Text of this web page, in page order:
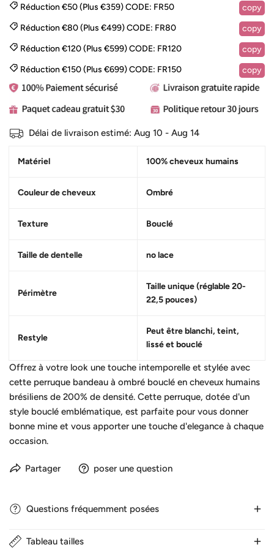
Réduction €50 (Plus €359)CODE: FR50
copy
Réduction €80 (Plus €499)CODE: FR80
copy
Réduction €120 (Plus €599)CODE: FR120
copy
Réduction €150 (Plus €699)CODE: FR150 copy
Délai de livraison estimé: Aug 10 - Aug 14
Matériel 100% cheveux humains
Couleur de cheveux Ombré
Texture Bouclé
Taille de dentelle no lace
Périmètre
Taille unique (réglable 20-
22,5 pouces)
Restyle
Peut être blanchi, teint,
lissé et bouclé
Offrez à votre look une touche intemporelle et stylée avec
cette perruque bandeau à ombré bouclé en cheveux humains
brésiliens de 200% de densité. Cette perruque, dotée d'un
style bouclé emblématique, est parfaite pour vous donner
bonne mine et vous apporter une touche d'elegance à chaque
occasion.
Partager poser une question
Questions fréquemment posées
1. Combien de temps dure la livraison ?
Tableau tailles